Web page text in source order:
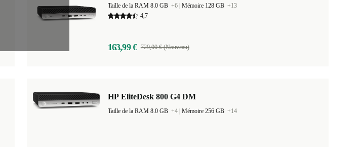
Taille de la RAM 8.0 GB +6 Mémoire 128 GB +13
4,7
163,99 € 729,00 € (Nouveau)
HP EliteDesk 800 G4 DM
Taille de la RAM 8.0 GB +4 Mémoire 256 GB +14